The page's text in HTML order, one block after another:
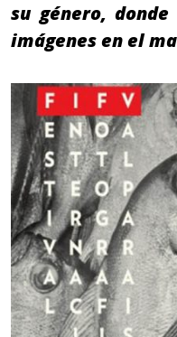
su género,
imágenes en el